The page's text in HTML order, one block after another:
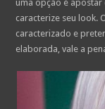
uma opção é
caracterize seu look.
caracterizado e
elaborada, vale a